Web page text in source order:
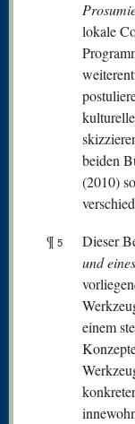
lokale
beiden
(2010)
¶ 5 Dieser
und eines
einem